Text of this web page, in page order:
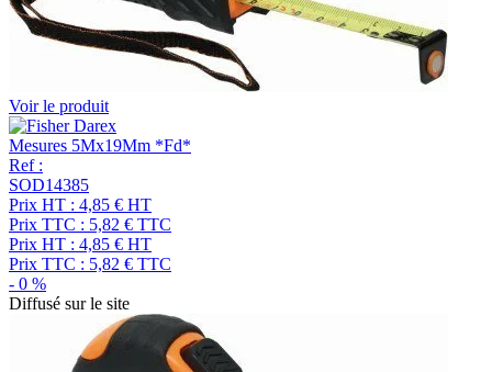
Voir le produit
Mesures 5Mx19Mm *Fd*
Ref :
SOD14385
Prix HT : 4,85 € HT
Prix TTC : 5,82 € TTC
Prix HT : 4,85 € HT
Prix TTC : 5,82 € TTC
- 0 %
Diffusé sur le site